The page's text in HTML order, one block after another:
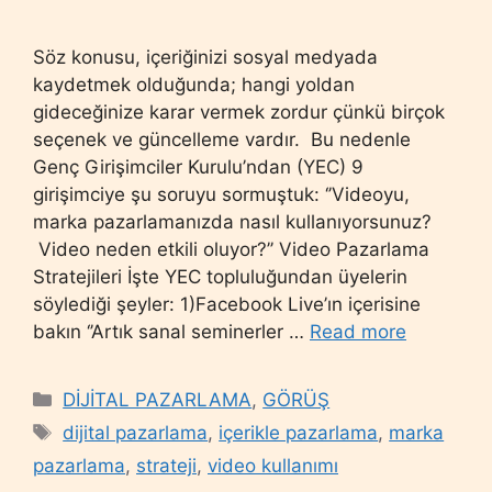
Söz konusu, içeriğinizi sosyal medyada
kaydetmek olduğunda; hangi yoldan
gideceğinize karar vermek zordur çünkü birçok
seçenek ve güncelleme vardır. Bu nedenle
Genç Girişimciler Kurulu’ndan (YEC) 9
girişimciye şu soruyu sormuştuk: ‘’Videoyu,
marka pazarlamanızda nasıl kullanıyorsunuz?
Video neden etkili oluyor?’’ Video Pazarlama
Stratejileri İşte YEC topluluğundan üyelerin
söylediği şeyler: 1)Facebook Live’ın içerisine
bakın ‘’Artık sanal seminerler … Read more
Categories
DİJİTAL PAZARLAMA, GÖRÜŞ
Tags
dijital pazarlama, içerikle pazarlama, marka
pazarlama, strateji, video kullanımı